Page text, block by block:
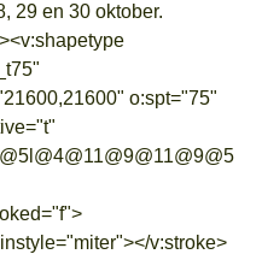
29 en 30 oktober.
v:stroke>